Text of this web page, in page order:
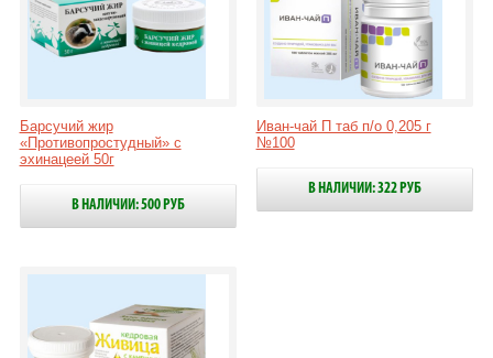
Барсучий жир
«Противопростудный» с
эхинацеей 50г
В НАЛИЧИИ: 500 РУБ
Иван-чай П таб п/о 0,205 г
№100
В НАЛИЧИИ: 322 РУБ